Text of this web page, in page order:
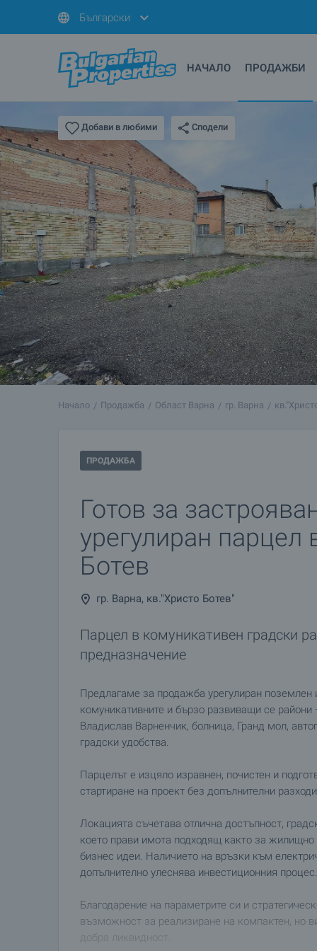
Български
НАЧАЛО ПРОДАЖБИ
Добави в любими Сподели
Начало Продажба Област Варна гр. Варна
ПРОДАЖБА
Готов за
урегулиран парцел
Ботев
гр. Варна, кв."Христо Ботев"
Парцел в комуникативен градски
предназначение
Предлагаме за продажба урегулиран
комуникативните и бързо развиващи се
Владислав Варненчик, болница, Гранд мол,
градски удобства.
Парцелът е изцяло изравнен, почистен и
стартиране на проект без допълнителни
Локацията съчетава отлична достъпност,
което прави имота подходящ както за жилищно
бизнес идеи. Наличието на връзки към
допълнително улеснява инвестиционния процес.
Благодарение на параметрите си и
възможност за реализиране на компактен, но
добра ликвидност.